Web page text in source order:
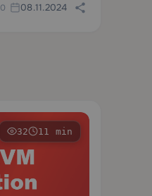
0 08.11.2024
32 11 min